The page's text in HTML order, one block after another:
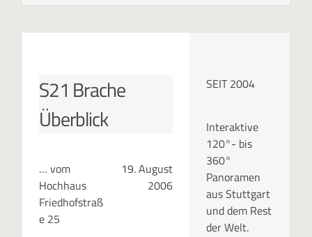
S21 Brache
Überblick
… vom
Hochhaus
Friedhofstraß
e 25
19. August
2006
SEIT 2004
Interaktive
120°- bis
360°
Panoramen
aus Stuttgart
und dem Rest
der Welt.